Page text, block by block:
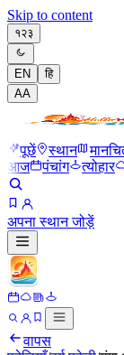
Skip to content
१२३
EN
हि
AA
पूछें स्थान
आज
पंचांग त्योहार
अपना स्थान जोड़ें
वापस